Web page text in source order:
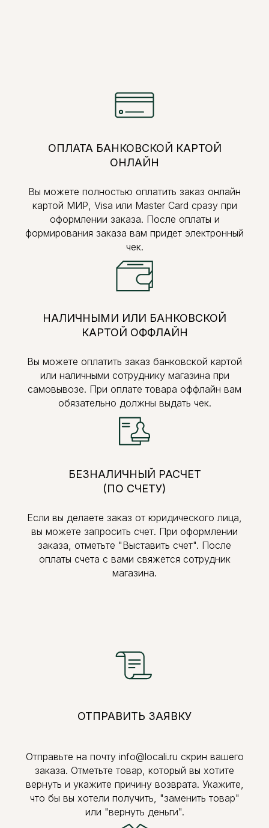
ОПЛАТА БАНКОВСКОЙ КАРТОЙ
ОНЛАЙН
Вы можете полностью оплатить заказ онлайн
картой МИР, Visa или Master Card сразу при
оформлении заказа. После оплаты и
формирования заказа вам придет электронный
чек.
НАЛИЧНЫМИ ИЛИ БАНКОВСКОЙ
КАРТОЙ ОФФЛАЙН
Вы можете оплатить заказ банковской картой
или наличными сотруднику магазина при
самовывозе. При оплате товара оффлайн вам
обязательно должны выдать чек.
БЕЗНАЛИЧНЫЙ РАСЧЕТ
(ПО СЧЕТУ)
Если вы делаете заказ от юридического лица,
вы можете запросить счет. При оформлении
заказа, отметьте "Выставить счет". После
оплаты счета с вами свяжется сотрудник
магазина.
ОТПРАВИТЬ ЗАЯВКУ
Отправьте на почту info@locali.ru скрин вашего
заказа. Отметьте товар, который вы хотите
вернуть и укажите причину возврата. Укажите,
что бы вы хотели получить, "заменить товар"
или "вернуть деньги".